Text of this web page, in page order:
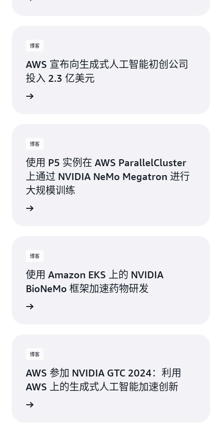
博客
AWS 宣布向生成式人工智能初创公司
投入 2.3 亿美元
博客
使用 P5 实例在 AWS ParallelCluster
上通过 NVIDIA NeMo Megatron 进行
大规模训练
博客
使用 Amazon EKS 上的 NVIDIA
BioNeMo 框架加速药物研发
博客
AWS 参加 NVIDIA GTC 2024：利用
AWS 上的生成式人工智能加速创新